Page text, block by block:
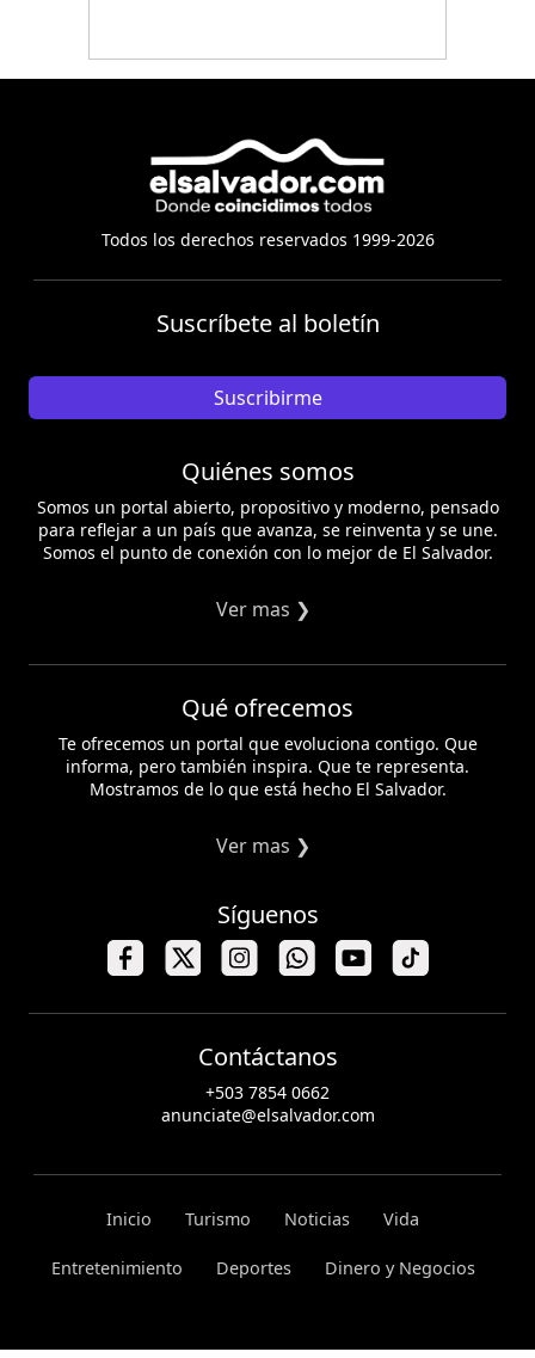
Todos los derechos reservados 1999-2026
Suscríbete al boletín
Suscribirme
Quiénes somos
Somos un portal abierto, propositivo y moderno, pensado
para reflejar a un país que avanza, se reinventa y se une.
Somos el punto de conexión con lo mejor de El Salvador.
Ver mas ❯
Qué ofrecemos
Te ofrecemos un portal que evoluciona contigo. Que
informa, pero también inspira. Que te representa.
Mostramos de lo que está hecho El Salvador.
Ver mas ❯
Síguenos
Contáctanos
+503 7854 0662
anunciate@elsalvador.com
Inicio Turismo Noticias Vida
Entretenimiento Deportes Dinero y Negocios